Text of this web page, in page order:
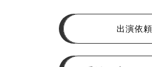
出演依頼